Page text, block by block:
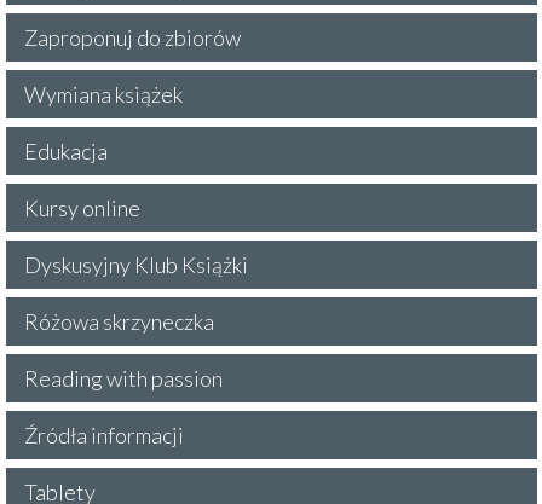
Zaproponuj do zbiorów
Wymiana książek
Edukacja
Kursy online
Dyskusyjny Klub Książki
Różowa skrzyneczka
Reading with passion
Źródła informacji
Tablety